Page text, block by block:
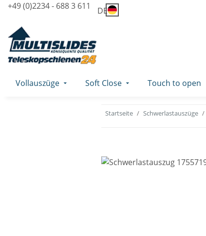
+49 (0)2234 - 688 3 611 DE
Vollauszüge Soft Close Touch to open
Startseite Schwerlastauszüge